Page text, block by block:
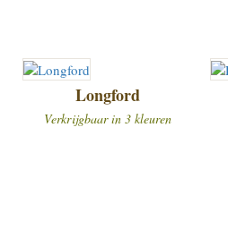
Longford
Verkrijgbaar in 3 kleuren